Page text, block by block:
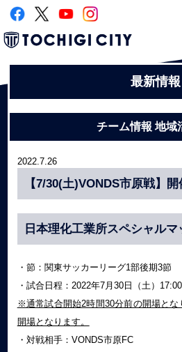
最新情報
チーム情報 地域
2022.7.26
【7/30(土)VONDS市原戦】
日本理化工業所スペシャル
・節：関東サッカーリーグ1部後期3節
・試合日程：2022年7月30日（土）
※通常試合開始2時間30分前の開場と
開場となります。
・対戦相手：VONDS市原FC